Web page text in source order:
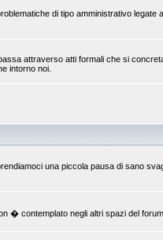
di tipo amministrativo
attraverso atti formali che si
intorno noi.
una piccola pausa di sano
� contemplato negli altri spazi del